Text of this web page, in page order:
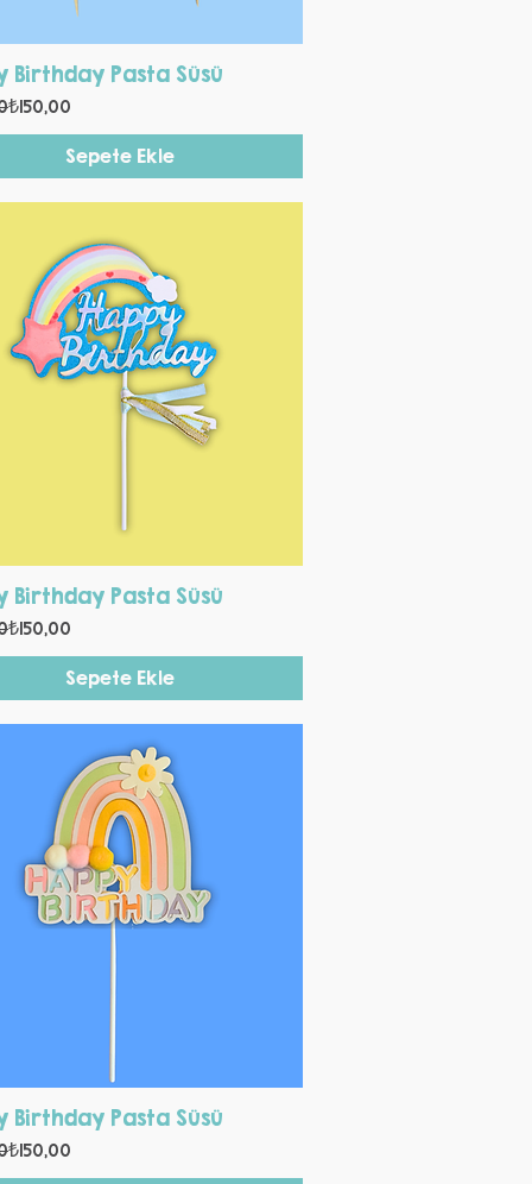
Hızlı Bakış
Birthday Pasta Süsü
Fiyat
₺150,00
Sepete Ekle
Hızlı Bakış
Birthday Pasta Süsü
Fiyat
₺150,00
Sepete Ekle
Hızlı Bakış
Birthday Pasta Süsü
Fiyat
₺150,00